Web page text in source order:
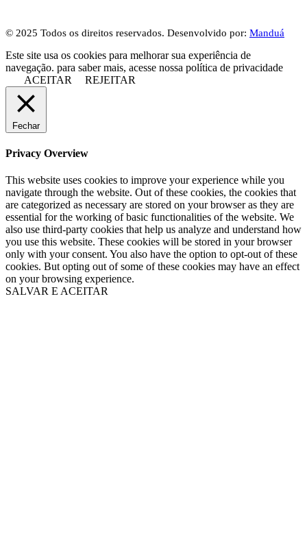
© 2025 Todos os direitos reservados. Desenvolvido por: Manduá
Este site usa os cookies para melhorar sua experiência de
navegação. para saber mais, acesse nossa política de privacidade
ACEITAR
REJEITAR
Fechar
Privacy Overview
This website uses cookies to improve your experience while you
navigate through the website. Out of these cookies, the cookies that
are categorized as necessary are stored on your browser as they are
essential for the working of basic functionalities of the website. We
also use third-party cookies that help us analyze and understand how
you use this website. These cookies will be stored in your browser
only with your consent. You also have the option to opt-out of these
cookies. But opting out of some of these cookies may have an effect
on your browsing experience.
SALVAR E ACEITAR